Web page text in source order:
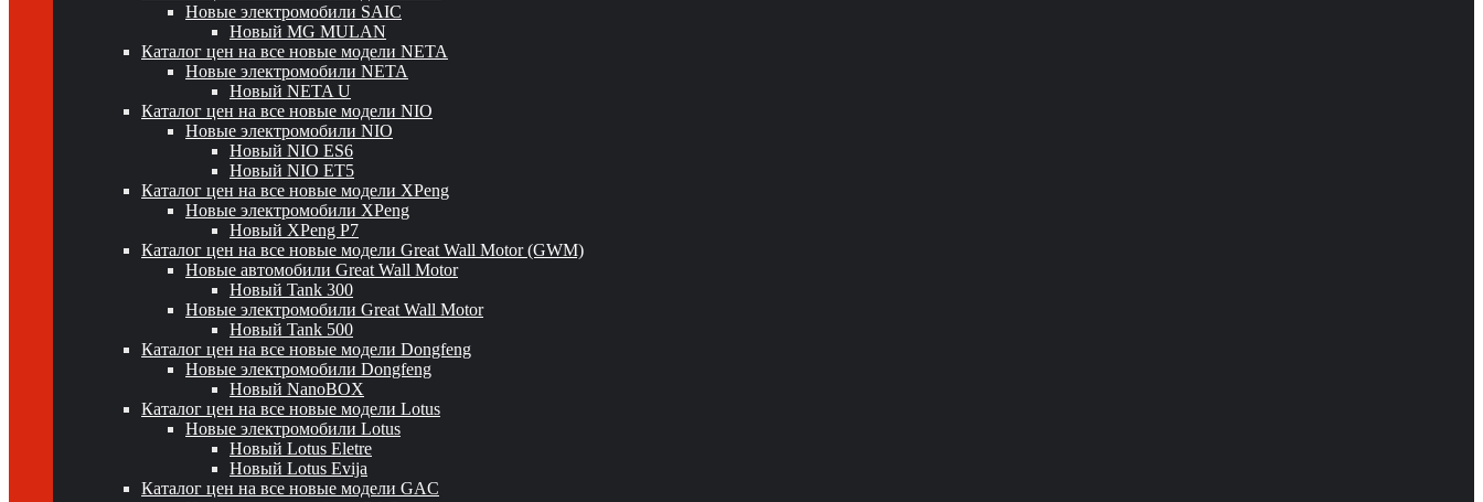
Новые электромобили SAIC
Новый MG MULAN
Каталог цен на все новые модели NETA
Новые электромобили NETA
Новый NETA U
Каталог цен на все новые модели NIO
Новые электромобили NIO
Новый NIO ES6
Новый NIO ET5
Каталог цен на все новые модели XPeng
Новые электромобили XPeng
Новый XPeng P7
Каталог цен на все новые модели Great Wall Motor (GWM)
Новые автомобили Great Wall Motor
Новый Tank 300
Новые электромобили Great Wall Motor
Новый Tank 500
Каталог цен на все новые модели Dongfeng
Новые электромобили Dongfeng
Новый NanoBOX
Каталог цен на все новые модели Lotus
Новые электромобили Lotus
Новый Lotus Eletre
Новый Lotus Evija
Каталог цен на все новые модели GAC